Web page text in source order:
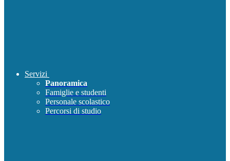
Servizi
Panoramica
Famiglie e studenti
Personale scolastico
Percorsi di studio